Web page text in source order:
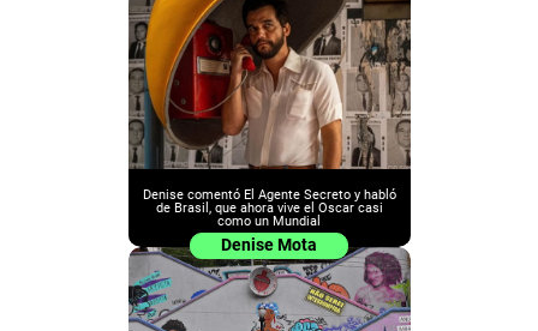
Denise comentó El Agente Secreto y habló
de Brasil, que ahora vive el Oscar casi
como un Mundial
Denise Mota